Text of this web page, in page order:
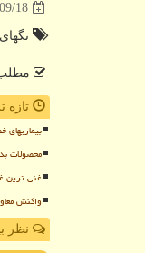
18
تازه
بیماریهای
محصولات
غنی ترین
واکنش
نظر